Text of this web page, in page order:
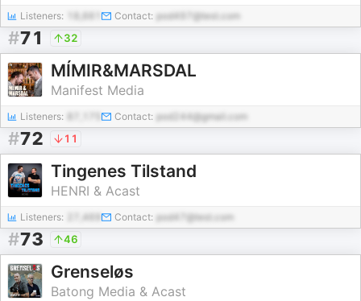
Listeners: Contact: pod497@test.com
#71 32
MÍMIR&MARSDAL
Manifest Media
Listeners: Contact: pod244@gmail.com
#72 11
Tingenes Tilstand
HENRI & Acast
Listeners: 27,469 Contact: pod47@test.com
#73 46
Grenseløs
Batong Media & Acast